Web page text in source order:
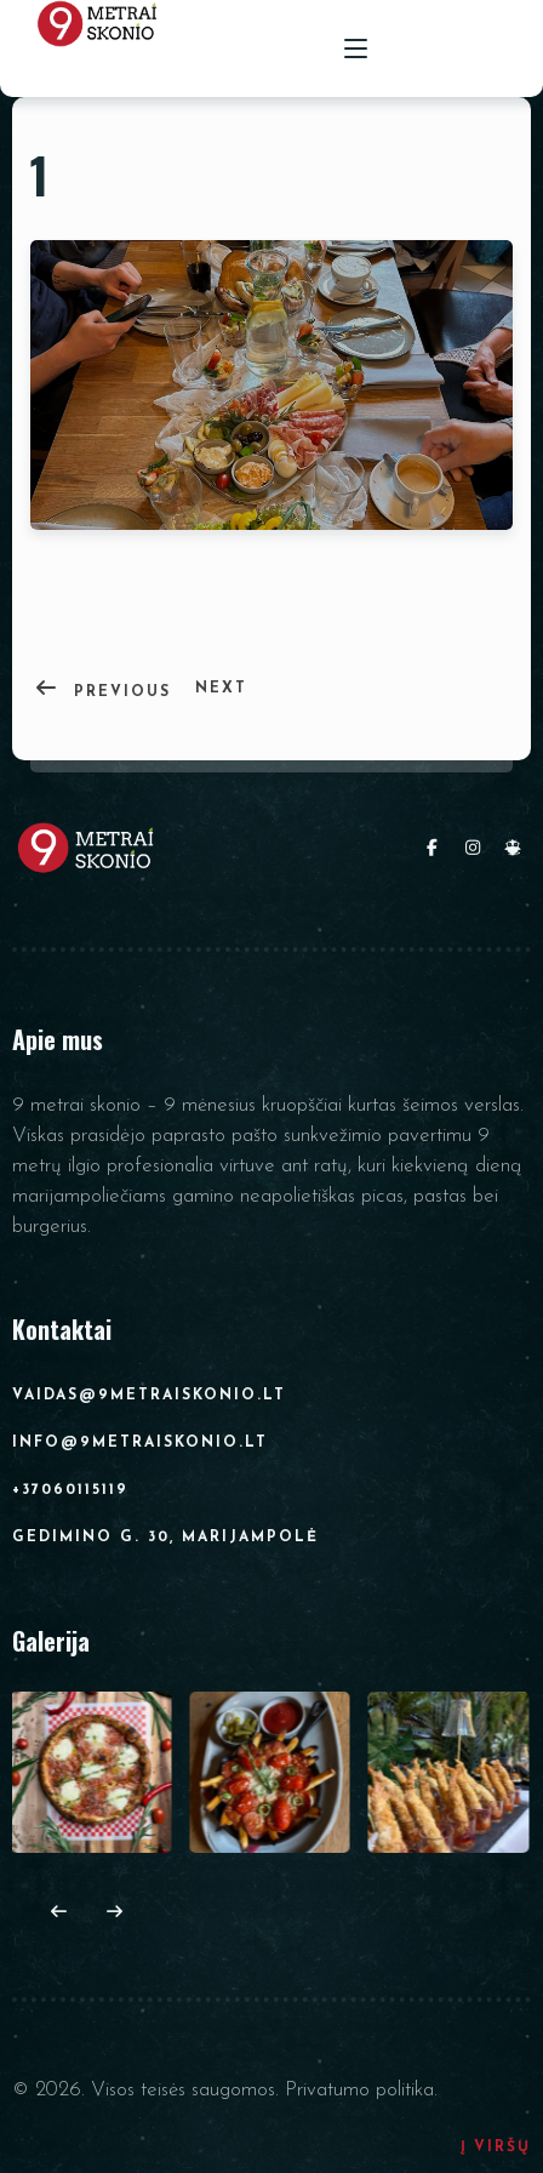
RENGINIŲ ERDVĖ
MAISTAS ŠVENTĖMS
MAITINIMAS VIETOJE
PARUOŠTAS MAISTAS ŠVENTĖMS
GALERIJA
KONTAKTAI
REKVIZITŲ NUOMA
STALAI
KĖDĖS
STALTIESĖS
VAZOS
ŽVAKIDĖS
1
PREVIOUS NEXT
Apie mus
9 metrai skonio – 9 mėnesius kruopščiai kurtas šeimos verslas.
Viskas prasidėjo paprasto pašto sunkvežimio pavertimu 9
metrų ilgio profesionalia virtuve ant ratų, kuri kiekvieną dieną
marijampoliečiams gamino neapolietiškas picas, pastas bei
burgerius.
Kontaktai
VAIDAS@9METRAISKONIO.LT
INFO@9METRAISKONIO.LT
+37060115119
GEDIMINO G. 30, MARIJAMPOLĖ
Galerija
© 2026. Visos teisės saugomos. Privatumo politika.
Į VIRŠŲ